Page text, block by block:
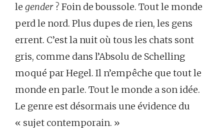
le gender? Foin de boussole. Tout le monde
perd le nord. Plus dupes de rien, les gens
errent. C’est la nuit où tous les chats sont
gris, comme dans l’Absolu de Schelling
moqué par Hegel. Il n’empêche que tout le
monde en parle. Tout le monde a son idée.
Le genre est désormais une évidence du
« sujet contemporain. »